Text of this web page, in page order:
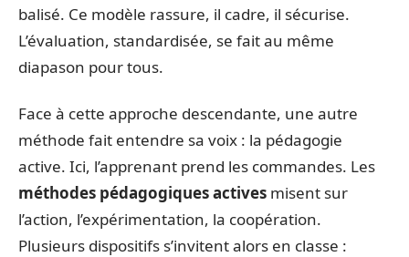
balisé. Ce modèle rassure, il cadre, il sécurise.
L’évaluation, standardisée, se fait au même
diapason pour tous.
Face à cette approche descendante, une autre
méthode fait entendre sa voix : la pédagogie
active. Ici, l’apprenant prend les commandes. Les
méthodes pédagogiques actives misent sur
l’action, l’expérimentation, la coopération.
Plusieurs dispositifs s’invitent alors en classe :